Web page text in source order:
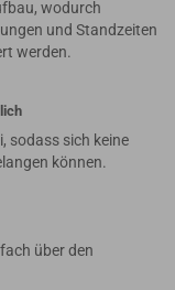
wodurch
und Standzeiten
werden.
sodass sich keine
können.
über den